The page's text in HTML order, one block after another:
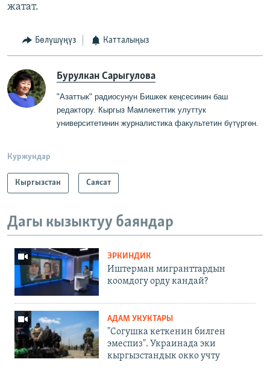
жатат.
Бөлүшүңүз Катталыңыз
Бурулкан Сарыгулова
"Азаттык" радиосунун Бишкек кеңсесинин баш
редактору. Кыргыз Мамлекеттик улуттук
университетинин журналистика факультетин бүтүргөн
Куржундар
Кыргызстан Саясат
Дагы кызыктуу баяндар
ЭРКИНДИК
Иштерман мигранттардын
коомдогу орду кандай?
АДАМ УКУКТАРЫ
"Согушка кеткенин билген
эмеспиз". Украинада эки
кыргызстандык окко учту